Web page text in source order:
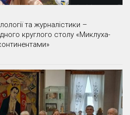
та журналістики –
круглого столу «Миклуха-